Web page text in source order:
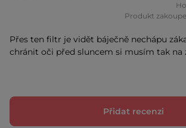
Produkt
Přes ten filtr je vidět báječně nechápu
chránit oči před sluncem si musím tak na
Přidat recenzi